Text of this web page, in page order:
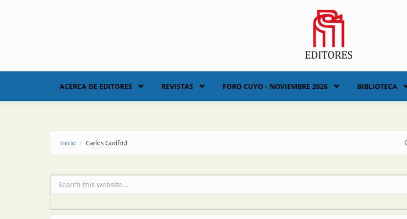
ACERCA DE EDITORES REVISTAS FORO CUYO - NOVIEMBRE 2026 BIBLIOTECA
Inicio Carlos Godfrid
Formulario de búsqueda